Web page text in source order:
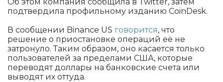
подтвердила профильному изданию CoinDesk.
В сообщении Binance US говорится, что
решение о приостановке операций её не
затронуло. Таким образом, оно касается только
пользователей за пределами США, которые
переводят доллары на банковские счета или
выводят их оттуда.